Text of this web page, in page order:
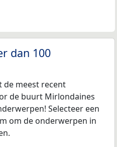
dan 100
de meest recent
de buurt Mirlondaines
Selecteer een
om de onderwerpen in